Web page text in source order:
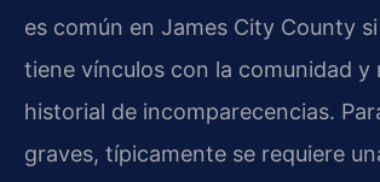
es común en James City County
tiene vínculos con la comunidad y
historial de incomparecencias.
graves, típicamente se requiere